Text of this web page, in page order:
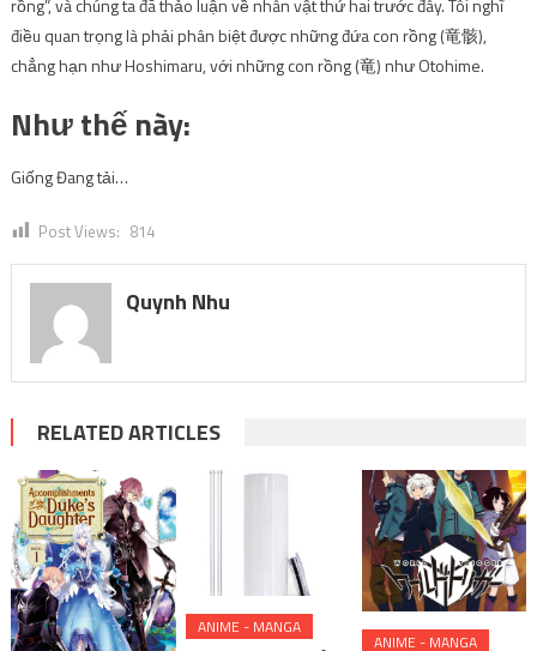
điều quan trọng là phải phân biệt được những đứa con rồng (竜骸),
chẳng hạn như Hoshimaru, với những con rồng (竜) như Otohime.
Như thế này:
GiốngĐang tải…
Post Views: 814
Quynh Nhu
RELATED ARTICLES
ANIME - MANGA
ANIME - MANGA